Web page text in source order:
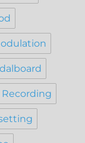
Recording